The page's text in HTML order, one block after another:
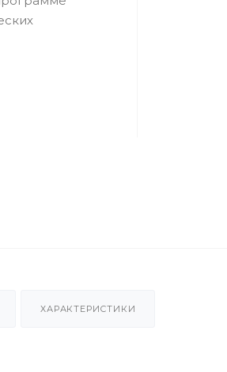
ХАРАКТЕРИСТИКИ